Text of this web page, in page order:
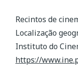
Recintos de
Localização
Instituto do
https://